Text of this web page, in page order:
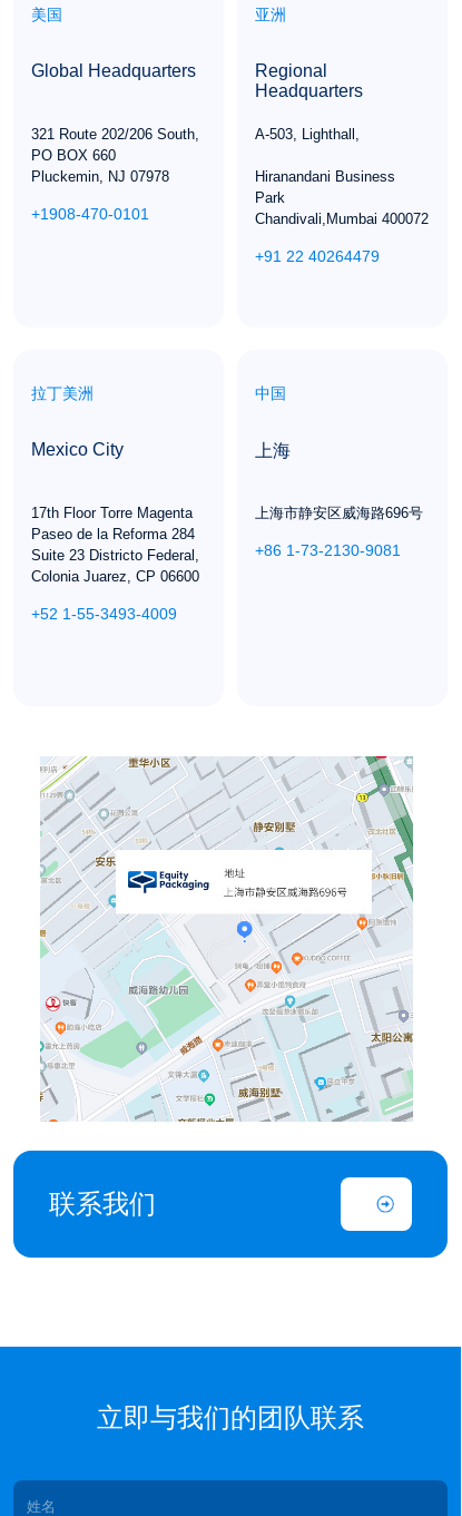
美国
Global Headquarters
321 Route 202/206 South,
PO BOX 660
Pluckemin, NJ 07978
+1908-470-0101
亚洲
Regional
Headquarters
A-503, Lighthall,
Hiranandani Business
Park
Chandivali,Mumbai 400072
+91 22 40264479
拉丁美洲
Mexico City
17th Floor Torre Magenta
Paseo de la Reforma 284
Suite 23 Districto Federal,
Colonia Juarez, CP 06600
+52 1-55-3493-4009
中国
上海
上海市静安区威海路696号
+86 1-73-2130-9081
联系我们
立即与我们的团队联系